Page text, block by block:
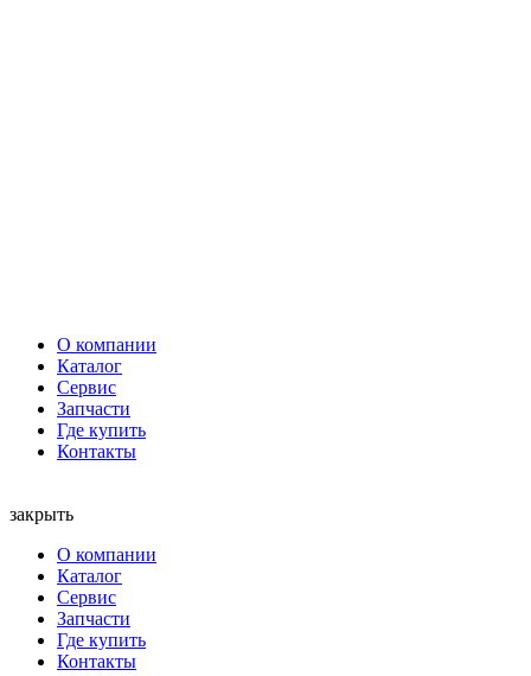
О компании
Каталог
Сервис
Запчасти
Где купить
Контакты
закрыть
О компании
Каталог
Сервис
Запчасти
Где купить
Контакты